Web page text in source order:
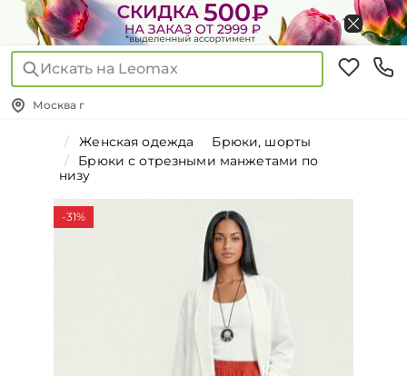
Искать на Leomax
Москва г
Женская одежда
Брюки, шорты
Брюки с отрезными манжетами по
низу
-31%